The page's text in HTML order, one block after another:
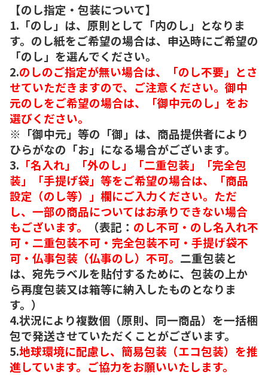
【のし指定・包装について】
1.「のし」は、原則として「内のし」となりま
す。のし紙をご希望の場合は、申込時にご希望の
「のし」を選んでください。
2.のしのご指定が無い場合は、「のし不要」とさ
せていただきますので、ご注意ください。御中
元のしをご希望の場合は、「御中元のし」をお
選びください。
※「御中元」等の「御」は、商品提供者により
ひらがなの「お」になる場合がございます。
3. 「名入れ」「外のし」「二重包装」「完全包
装」「手提げ袋」等をご希望の場合は、「商品
設定（のし等）」欄にご入力ください。ただ
し、一部の商品についてはお承りできない場合
もございます。
（表記： のし不可・のし名入れ不
可・二重包装不可・完全包装不可・手提げ袋不
可・仏事包装（仏事のし）不可。 二重包装と
は、宛先ラベルを貼付するために、包装の上か
ら再度包装又は箱等に納入したものとなりま
す。）
4.状況により複数個（原則、同一商品）を一括梱
包で発送させていただくことがございます。
5.地球環境に配慮し、簡易包装（エコ包装）を推
進しています。ご協力をお願いいたします。